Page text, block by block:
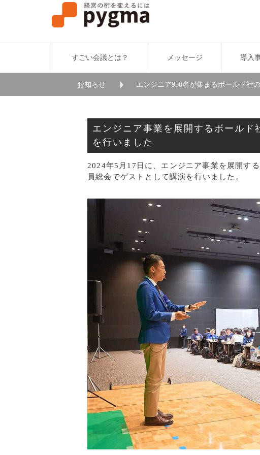
すごい会議とは？ メッセージ 導入
お知らせ エンジニア950名が集まるボールド社
エンジニア事業を展開するボールド
を行いました
2024年5月17日に、エンジニア事業を展開す
員総会でゲストとして講演を行いました。